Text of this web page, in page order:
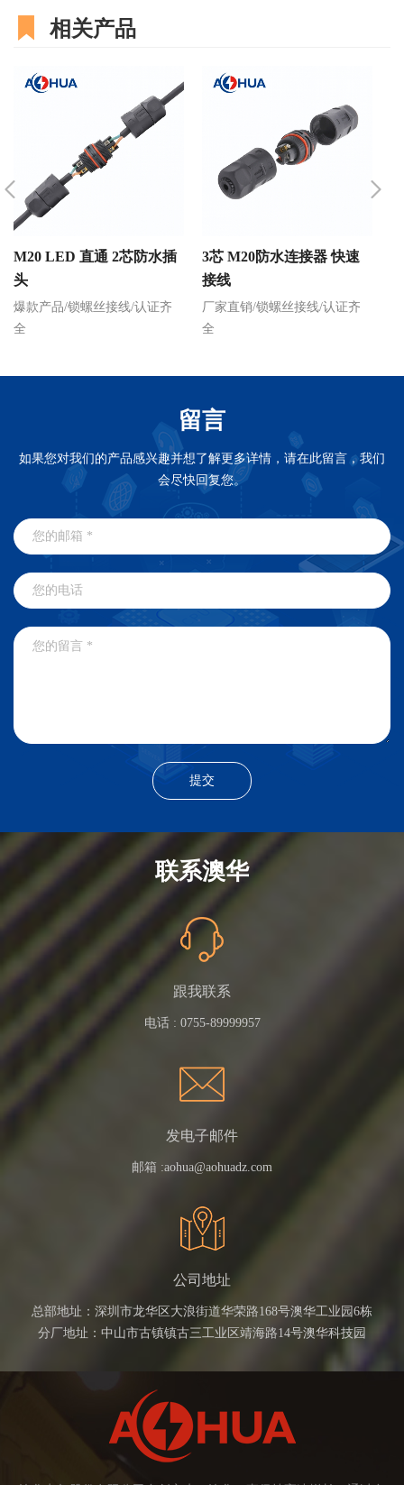
相关产品
M20 LED 直通 2芯防水插
头
爆款产品/锁螺丝接线/认证齐
全
3芯 M20防水连接器 快速
接线
厂家直销/锁螺丝接线/认证齐
全
留言
如果您对我们的产品感兴趣并想了解更多详情，请在此留言，我们
会尽快回复您。
联系澳华
跟我联系
电话 : 0755-89999957
发电子邮件
邮箱 :aohua@aohuadz.com
公司地址
总部地址：深圳市龙华区大浪街道华荣路168号澳华工业园6栋
分厂地址：中山市古镇镇古三工业区靖海路14号澳华科技园